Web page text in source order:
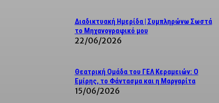
Διαδικτυακή Ημερίδα | Συμπληρώνω Σωστά
το Μηχανογραφικό μου
22/06/2026
Θεατρική Ομάδα του ΓΕΛ Κεραμειών: Ο
Εμίρης, το Φάντασμα και η Μαργαρίτα
15/06/2026